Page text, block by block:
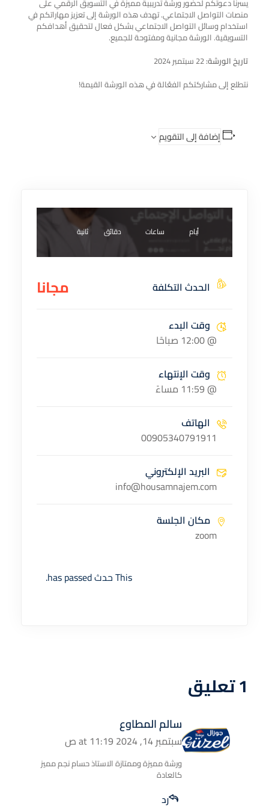
يسرنا دعوتكم لحضور ورشة تدريبية مميزة في التسويق الرقمي على
منصات التواصل الاجتماعي. تهدف هذه الورشة إلى تعزيز مهاراتكم في
استخدام وسائل التواصل الاجتماعي بشكل فعال لتحقيق أهدافكم
التسويقية. الورشة مجانية ومفتوحة للجميع.
تاريخ الورشة:
نتطلع إلى مشاركتكم الفعّالة في هذه الورشة القيمة!
إضافة إلى التقويم
أيام ساعات دقائق ثانية
الحدث التكلفة مجانا
وقت البدء
@ 12:00 صباحًا
وقت الإنتهاء
@ 11:59 مساءً
الهاتف
00905340791911
البريد الإلكتروني
info@housamnajem.com
مكان الجلسة
zoom
This حدث has passed.
1 تعليق
سالم المطاوع
سبتمبر 14, 2024 at 11:19 ص
ورشة مميزة وممتازة الاستاذ حسام نجم مميز
كالعادة
رد